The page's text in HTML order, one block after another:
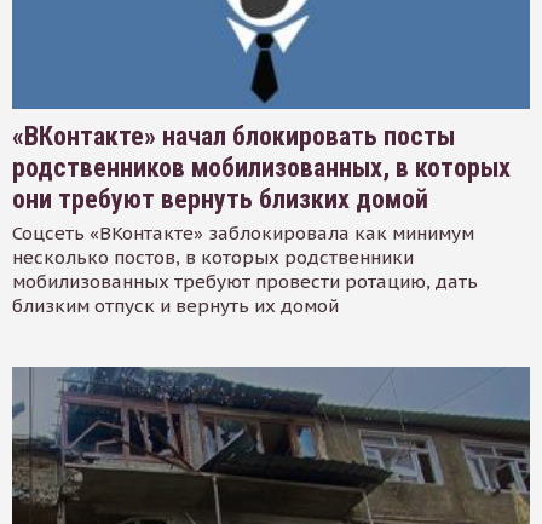
«ВКонтакте» начал блокировать посты
родственников мобилизованных, в которых
они требуют вернуть близких домой
Соцсеть «ВКонтакте» заблокировала как минимум
несколько постов, в которых родственники
мобилизованных требуют провести ротацию, дать
близким отпуск и вернуть их домой